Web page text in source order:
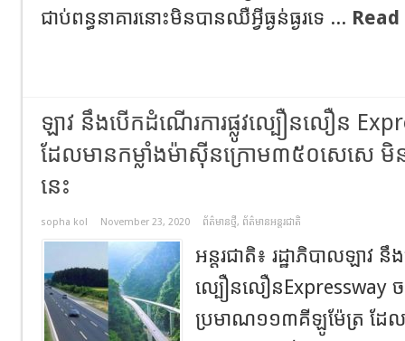
ជាប់ពន្ធនាគារនោះមិនបានឈឺអ្វីធ្ងន់ធ្ងរទេ ...
ឡាវ នឹងបើកដំណើរការផ្លូវល្បឿនលឿន
ដែលមានកម្លាំងម៉ាស៊ីនក្រោម៣៥០សេសេ មិន
នេះ
sopha kol November 23, 2020 ព័ត៌មានថ្មី, ព័ត៌មានអន្តរជាតិ
អន្តរជាតិ៖ រដ្ឋាភិបាលឡាវ នឹ
ល្បឿនលឿនExpressway ច
ប្រមាណ១១៣គីឡូម៉ែត្រ ដែលភ្